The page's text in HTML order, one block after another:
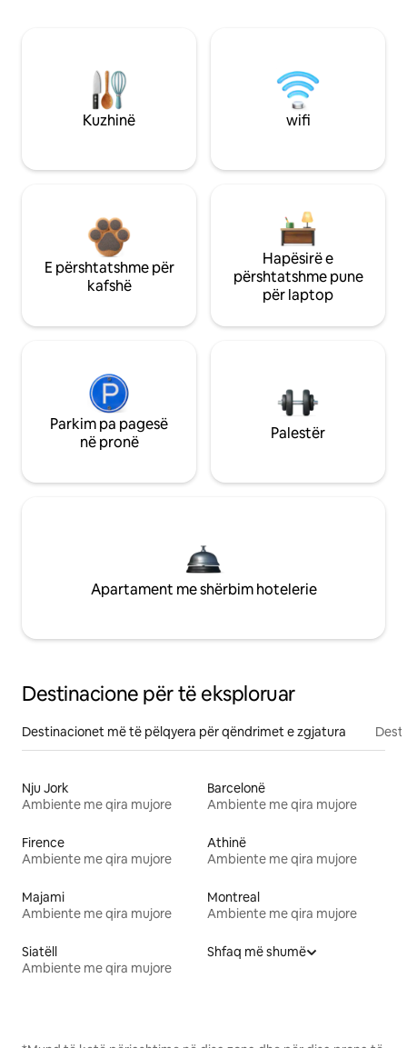
Kuzhinë wifi
E përshtatshme për
kafshë
Hapësirë e
përshtatshme pune
për laptop
Parkim pa pagesë
në pronë
Palestër
Apartament me shërbim hotelerie
Destinacione për të eksploruar
Destinacionet më të pëlqyera për qëndrimet e zgjatura
Nju Jork
Ambiente me qira mujore
Barcelonë
Ambiente me qira mujore
Firence
Ambiente me qira mujore
Athinë
Ambiente me qira mujore
Majami
Ambiente me qira mujore
Montreal
Ambiente me qira mujore
Siatëll
Ambiente me qira mujore
Shfaq më shumë